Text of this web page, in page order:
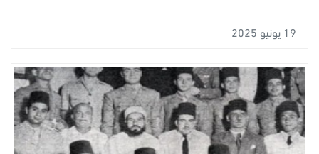
19 يونيو 2025